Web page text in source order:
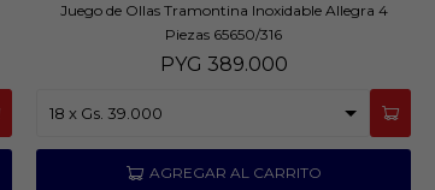
Juego de Ollas Tramontina Inoxidable Allegra 4
Piezas 65650/316
PYG 389.000